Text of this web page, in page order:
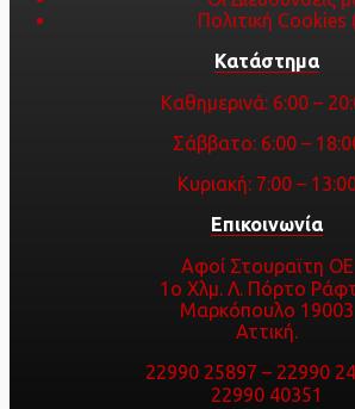
Πολιτική Cookies
Κατάστημα
Καθημερινά: 6:00 –
Σάββατο: 6:00 –
Κυριακή: 7:00 –
Επικοινωνία
Αφοί Στουραϊτη ΟΕ
1ο Χλμ. Λ. Πόρτο
Μαρκόπουλο 19003
Αττική.
22990 25897 – 22990
22990 40351